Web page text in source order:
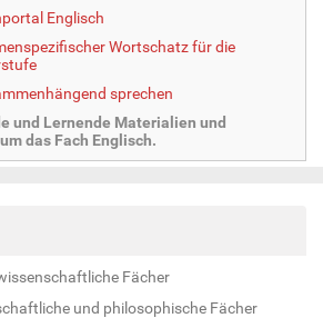
Englisch
Wortschatz für die
sprechen
und Lernende Materialien und
das Fach Englisch.
Fächer
und philosophische Fächer